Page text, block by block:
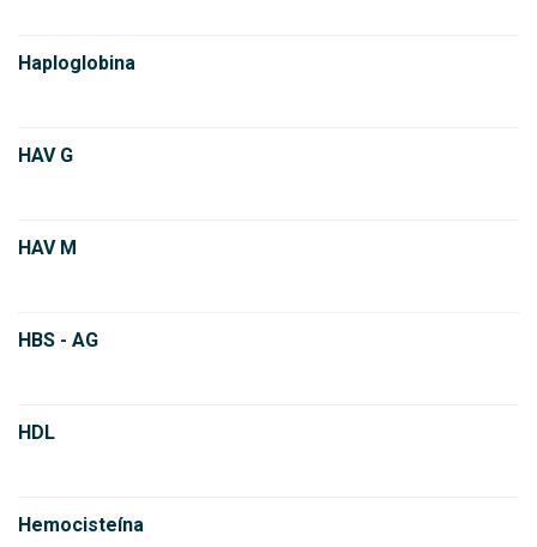
Haploglobina
HAV G
HAV M
HBS - AG
HDL
Hemocisteína